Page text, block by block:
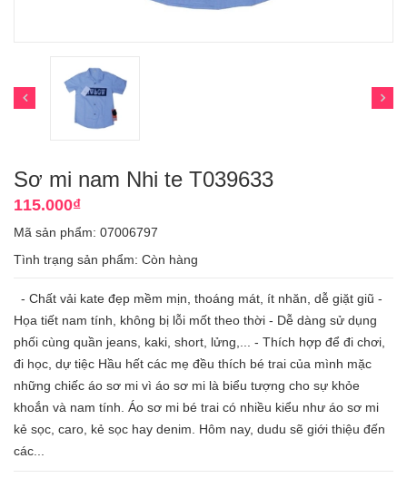
Sơ mi nam Nhi te T039633
115.000₫
Mã sản phẩm: 07006797
Tình trạng sản phẩm: Còn hàng
- Chất vải kate đẹp mềm mịn, thoáng mát, ít nhăn, dễ giặt giũ -
Họa tiết nam tính, không bị lỗi mốt theo thời - Dễ dàng sử dụng
phối cùng quần jeans, kaki, short, lửng,... - Thích hợp để đi chơi,
đi học, dự tiệc Hầu hết các mẹ đều thích bé trai của mình mặc
những chiếc áo sơ mi vì áo sơ mi là biểu tượng cho sự khỏe
khoắn và nam tính. Áo sơ mi bé trai có nhiều kiểu như áo sơ mi
kẻ sọc, caro, kẻ sọc hay denim. Hôm nay, dudu sẽ giới thiệu đến
các...